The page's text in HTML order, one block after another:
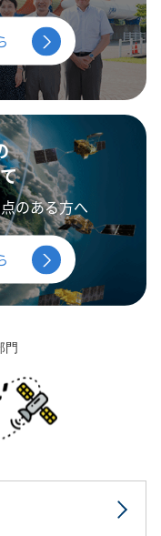
のある方へ